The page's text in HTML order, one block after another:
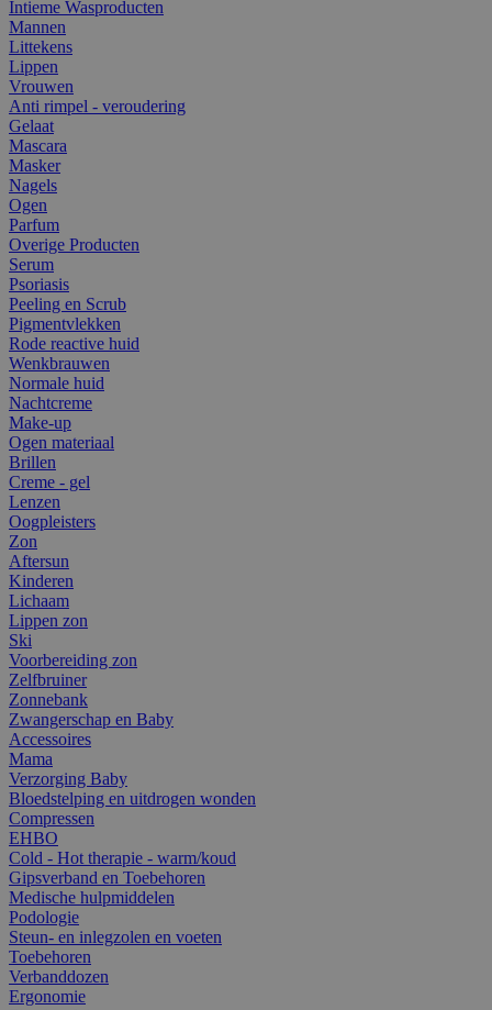
Intieme Wasproducten
Mannen
Littekens
Lippen
Vrouwen
Anti rimpel - veroudering
Gelaat
Mascara
Masker
Nagels
Ogen
Parfum
Overige Producten
Serum
Psoriasis
Peeling en Scrub
Pigmentvlekken
Rode reactive huid
Wenkbrauwen
Normale huid
Nachtcreme
Make-up
Ogen materiaal
Brillen
Creme - gel
Lenzen
Oogpleisters
Zon
Aftersun
Kinderen
Lichaam
Lippen zon
Ski
Voorbereiding zon
Zelfbruiner
Zonnebank
Zwangerschap en Baby
Accessoires
Mama
Verzorging Baby
Bloedstelping en uitdrogen wonden
Compressen
EHBO
Cold - Hot therapie - warm/koud
Gipsverband en Toebehoren
Medische hulpmiddelen
Podologie
Steun- en inlegzolen en voeten
Toebehoren
Verbanddozen
Ergonomie